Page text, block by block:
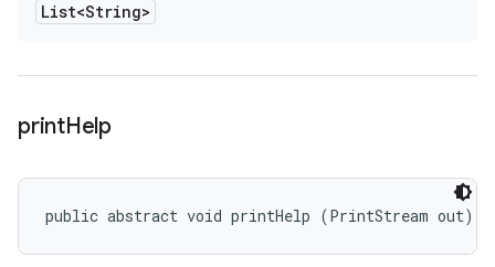
List<String>
printHelp
public abstract void printHelp (PrintStream out)